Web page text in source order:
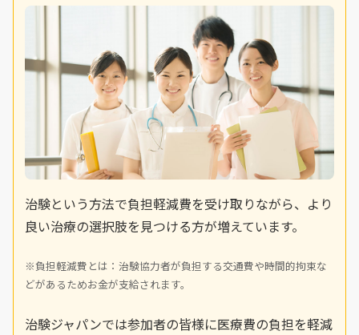
治験という方法で負担軽減費を受け取りながら、より
良い治療の選択肢を見つける方が増えています。
※負担軽減費とは：治験協力者が負担する交通費や時間的拘束な
どがあるためお金が支給されます。
治験ジャパンでは参加者の皆様に医療費の負担を軽減